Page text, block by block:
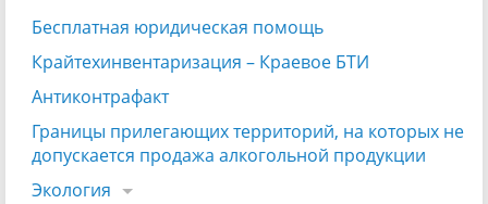
Бесплатная юридическая помощь
Крайтехинвентаризация – Краевое БТИ
Антиконтрафакт
Границы прилегающих территорий, на которых не
допускается продажа алкогольной продукции
Экология